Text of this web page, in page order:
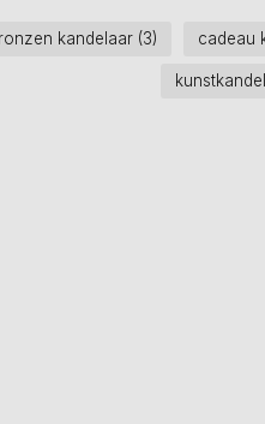
kandelaar (3) cadeau